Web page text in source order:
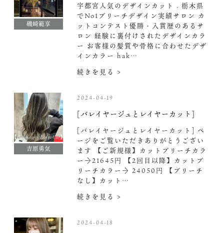
磯崎範享
宇都宮人気のデザインカット . 栃木県
でNo1ブリーチデザイン実績サロン カ
ットコンテスト優勝・入賞歴のあるサ
ロン 経験に裏付けされたデザインカラ
ー お客様の髪質や骨格に合わせたデザ
インカラー hak…
続きを見る >
吉原勇気
2024-04-19
[バレイヤージュとレイヤーカット]
[バレイヤージュとレイヤーカット] ペ
ージをご覧いただきありがとうござい
ます 【ご新規様】カットブリーチカラ
ー→21645円 【2回目以降】カットブ
リーチカラー→ 24050円 【ブリーチ
なし】カット…
続きを見る >
2024-04-18